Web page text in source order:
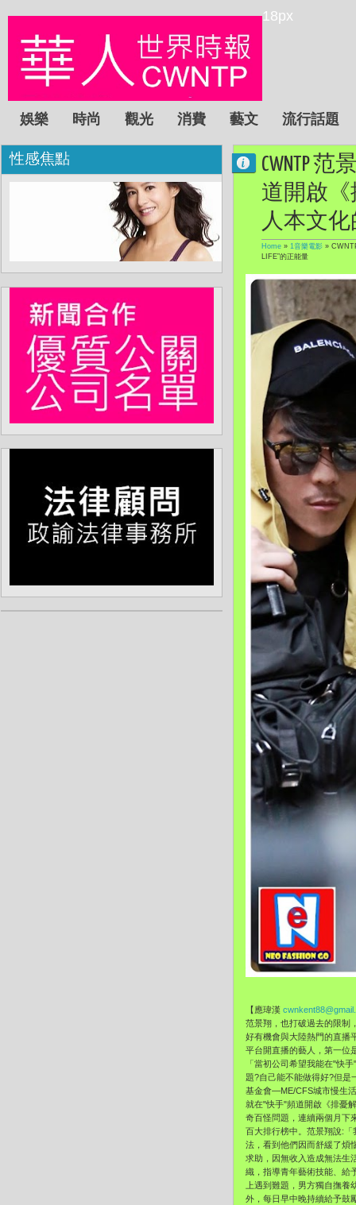
18px
娛樂 時尚 觀光 消費 藝文 流行話題
CWNTP
道開啟《
人本文化
Home » 1音樂電影 »
LIFE”的正能量
【應瑋漢
范景翔， 也打破過去的限制
好有機會與大陸熱門的直播
平台開直播的藝人， 第一位
「當初公司希望我能在"快手
題?自己能不能做得好?但是
基金會―ME/CFS城市慢生
就在"快手"頻道開啟《排憂
奇百怪問題， 連續兩個月下
百大排行榜中。 范景翔說:「
法， 看到他們因而舒緩了煩
求助，因無收入造成無法生
織， 指導青年藝術技能、給
上遇到難題，男方獨自撫養
外， 每日早中晚持續給予鼓
性感焦點